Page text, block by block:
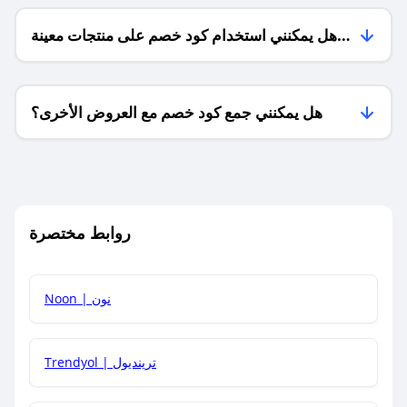
هل يمكنني استخدام كود خصم على منتجات معينة
فقط؟
هل يمكنني جمع كود خصم مع العروض الأخرى؟
روابط مختصرة
Noon | نون
Trendyol | ترينديول